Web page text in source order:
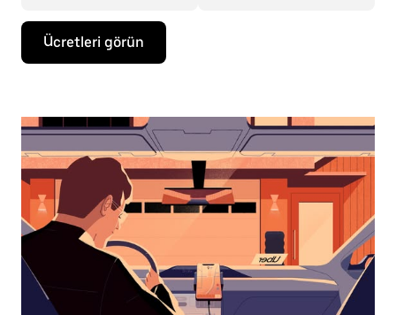
Takvimle
etkileşime
geçmek
seçmek
aşağı
ok
tuşuna
basın.
Takvimi
kapatmak
için
escape
tuşuna
basın.
Ücretleri görün